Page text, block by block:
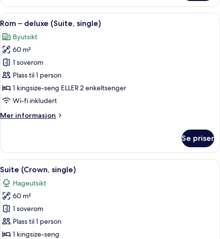
–
deluxe,
sjøutsikt
children
children)
Åpne
alle
bildene
av
Rom
–
deluxe
(Suite,
1 soverom, sengetøy av topp
4
Rom – deluxe (Suite, single)
Byutsikt
60 m²
1 soverom
Plass til 1 person
1 kingsize-seng ELLER 2 enkeltsenger
Wi-fi inkludert
Mer informasjon
Mer
–
deluxe
(Suite,
Se priser
Åpne
alle
bildene
av
Suite
(Crown,
single)
1 soverom, sengetøy av topp
3
Suite (Crown, single)
Hageutsikt
60 m²
1 soverom
Plass til 1 person
1 kingsize-seng